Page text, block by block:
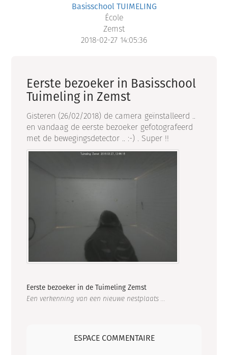
Basisschool TUIMELING
École
Zemst
2018-02-27 14:05:36
Eerste bezoeker in Basisschool
Tuimeling in Zemst
Gisteren (26/02/2018) de camera geïnstalleerd ..
en vandaag de eerste bezoeker gefotografeerd
met de bewegingsdetector .. :-) . Super !!
Eerste bezoeker in de Tuimeling Zemst
Een verkenning van een nieuwe nestplaats ...
ESPACE COMMENTAIRE